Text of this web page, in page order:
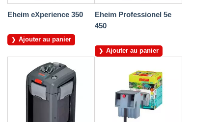
Eheim eXperience 350
Ajouter au panier
Eheim Professionel 5e
450
Ajouter au panier